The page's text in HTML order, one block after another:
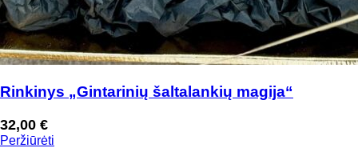
Rinkinys „Gintarinių šaltalankių magija“
32,00 €
Peržiūrėti